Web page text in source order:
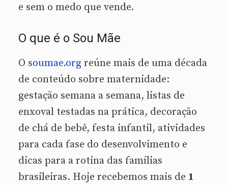
e sem o medo que vende.
O que é o Sou Mãe
O soumae.org reúne mais de uma década
de conteúdo sobre maternidade:
gestação semana a semana, listas de
enxoval testadas na prática, decoração
de chá de bebê, festa infantil, atividades
para cada fase do desenvolvimento e
dicas para a rotina das famílias
brasileiras. Hoje recebemos mais de 1